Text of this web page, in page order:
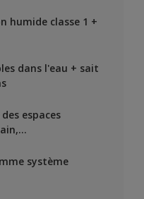
humide classe 1 +
dans l'eau + sait
espaces
système